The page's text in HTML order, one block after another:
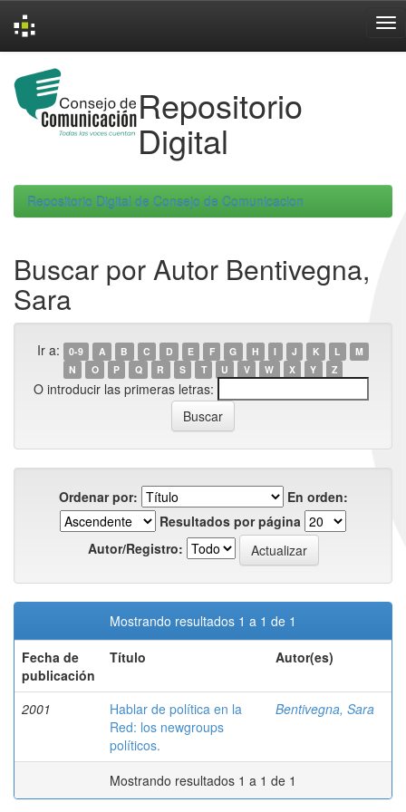
navigation
Repositorio
Digital
Repositorio Digital de Consejo de Comunicacion
Buscar por Autor Bentivegna,
Sara
Ir a: 0-9 A B C D E F G H I J K L
M
N
O P Q R S T U V W X Y Z
O introducir las primeras letras:
Ordenar por:
En orden:
Resultados por página
Autor/Registro:
Mostrando resultados 1 a 1 de 1
Fecha de
publicación
Título Autor(es)
2001
Hablar de política en la
Red: los newgroups
políticos.
Bentivegna, Sara
Mostrando resultados 1 a 1 de 1